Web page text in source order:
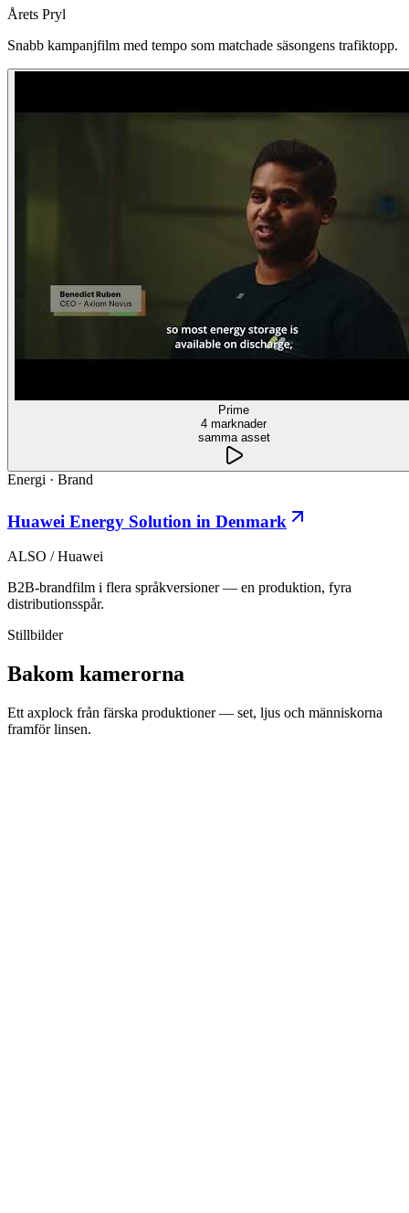
Årets Pryl
Snabb kampanjfilm med tempo som matchade säsongens trafiktopp.
Prime
4 marknader
samma asset
Energi · Brand
Huawei Energy Solution in Denmark
ALSO / Huawei
B2B-brandfilm i flera språkversioner — en produktion, fyra
distributionsspår.
Stillbilder
Bakom kamerorna
Ett axplock från färska produktioner — set, ljus och människorna
framför linsen.